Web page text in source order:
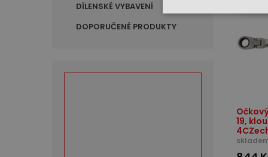
DÍLENSKÉ VYBAVENÍ
DOPORUČENÉ PRODUKTY
19,